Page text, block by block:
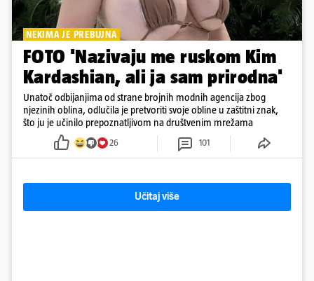
NEKIMA JE PREBUJNA
FOTO 'Nazivaju me ruskom Kim
Kardashian, ali ja sam prirodna'
Unatoč odbijanjima od strane brojnih modnih agencija zbog
njezinih oblina, odlučila je pretvoriti svoje obline u zaštitni znak,
što ju je učinilo prepoznatljivom na društvenim mrežama
26 101
Učitaj više